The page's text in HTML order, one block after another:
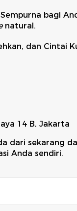
bagi
natural.
dan Cintai
14 B, Jakarta
dari sekarang
Anda sendiri.